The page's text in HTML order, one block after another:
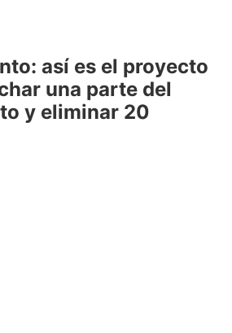
así es el proyecto
una parte del
y eliminar 20